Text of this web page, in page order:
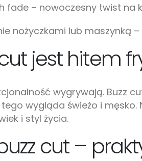
fade – nowoczesny twist na
nożyczkami lub maszynką –
jest hitem
wygrywają. Buzz
wygląda świeżo i
i styl życia.
cut –